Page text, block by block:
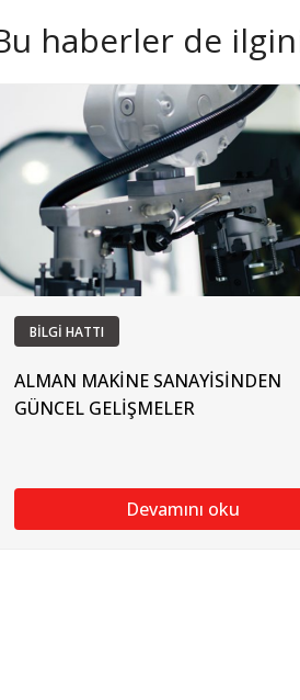
haberler de
BİLGİ HATTI
ALMAN MAKİNE SANAYİSİNDEN
GÜNCEL GELİŞMELER
Devamını oku